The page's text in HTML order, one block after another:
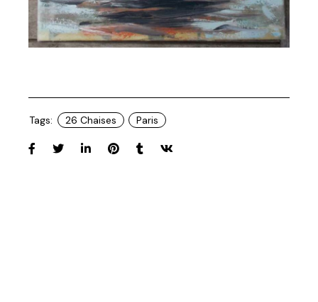
Tags: 26 Chaises Paris